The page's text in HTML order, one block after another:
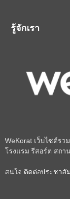
รู้จักเรา
WeKorat เว็บไซต์ร
โรงแรม รีสอร์ต สถา
สนใจ ติดต่อประชา